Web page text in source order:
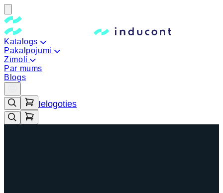
Katalogs
Pakalpojumi
Zīmoli
Par mums
Blogs
Ielogoties